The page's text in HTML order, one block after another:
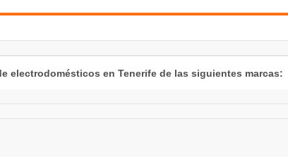
electrodomésticos en Tenerife de las siguientes marcas: